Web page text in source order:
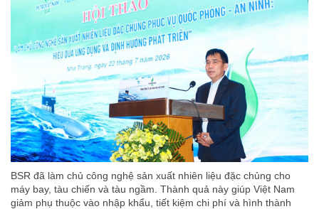
BSR đã làm chủ công nghệ sản xuất nhiên liệu đặc chủng cho
máy bay, tàu chiến và tàu ngầm. Thành quả này giúp Việt Nam
giảm phụ thuộc vào nhập khẩu, tiết kiệm chi phí và hình thành